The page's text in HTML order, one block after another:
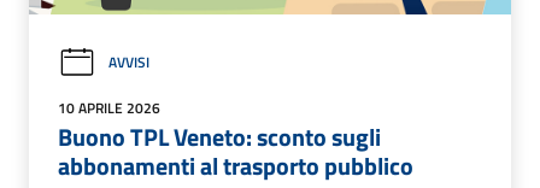
AVVISI
10 APRILE 2026
Buono TPL Veneto: sconto sugli
abbonamenti al trasporto pubblico